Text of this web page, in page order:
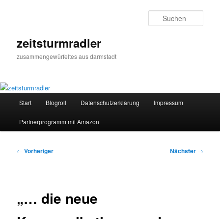
zeitsturmradler
zusammengewürfeltes aus darmstadt
Start Blogroll Datenschutzerklärung Impressum
Partnerprogramm mit Amazon
Beitragsnavigation
← Vorheriger Nächster →
„… die neue